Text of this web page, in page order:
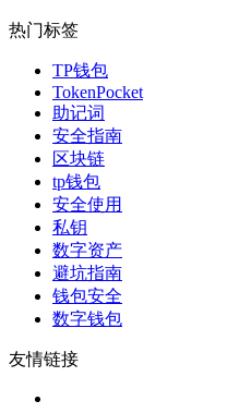
热门标签
TP钱包
TokenPocket
助记词
安全指南
区块链
tp钱包
安全使用
私钥
数字资产
避坑指南
钱包安全
数字钱包
友情链接